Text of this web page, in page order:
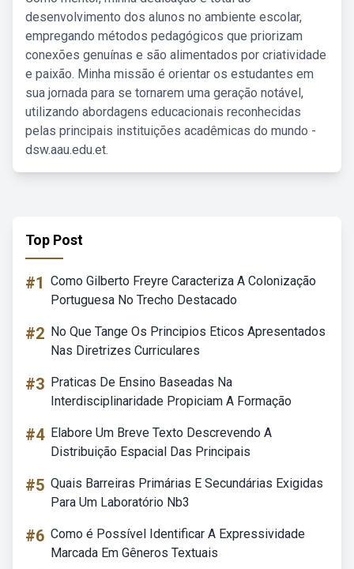
desenvolvimento dos alunos no ambiente escolar,
empregando métodos pedagógicos que priorizam
conexões genuínas e são alimentados por criatividade
e paixão. Minha missão é orientar os estudantes em
sua jornada para se tornarem uma geração notável,
utilizando abordagens educacionais reconhecidas
pelas principais instituições acadêmicas do mundo -
dsw.aau.edu.et.
Top Post
#1 Como Gilberto Freyre Caracteriza A Colonização
Portuguesa No Trecho Destacado
#2 No Que Tange Os Principios Eticos Apresentados
Nas Diretrizes Curriculares
#3 Praticas De Ensino Baseadas Na
Interdisciplinaridade Propiciam A Formação
#4 Elabore Um Breve Texto Descrevendo A
Distribuição Espacial Das Principais
#5 Quais Barreiras Primárias E Secundárias Exigidas
Para Um Laboratório Nb3
#6 Como é Possível Identificar A Expressividade
Marcada Em Gêneros Textuais